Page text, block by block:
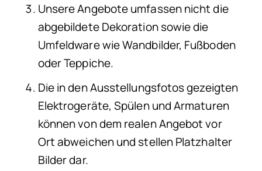
Unsere Angebote umfassen nicht die
abgebildete Dekoration sowie die
Umfeldware wie Wandbilder, Fußboden
oder Teppiche.
Die in den Ausstellungsfotos gezeigten
Elektrogeräte, Spülen und Armaturen
können von dem realen Angebot vor
Ort abweichen und stellen Platzhalter
Bilder dar.